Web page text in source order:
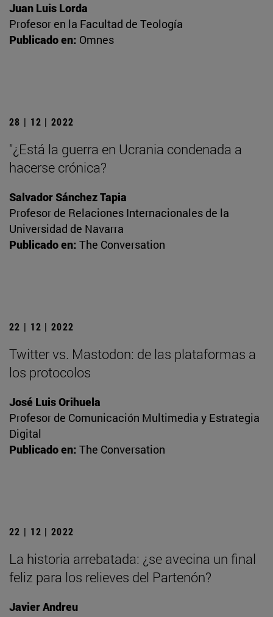
Juan Luis Lorda
Profesor en la Facultad de Teología
Publicado en: Omnes
28 | 12 | 2022
"¿Está la guerra en Ucrania condenada a
hacerse crónica?
Salvador Sánchez Tapia
Profesor de Relaciones Internacionales de la
Universidad de Navarra
Publicado en: The Conversation
22 | 12 | 2022
Twitter vs. Mastodon: de las plataformas a
los protocolos
José Luis Orihuela
Profesor de Comunicación Multimedia y Estrategia
Digital
Publicado en: The Conversation
22 | 12 | 2022
La historia arrebatada: ¿se avecina un final
feliz para los relieves del Partenón?
Javier Andreu